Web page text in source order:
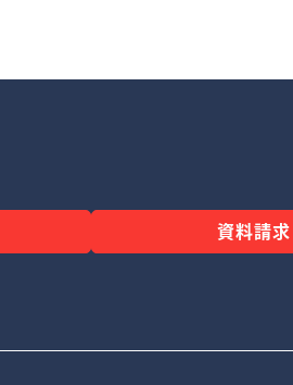
資料請求